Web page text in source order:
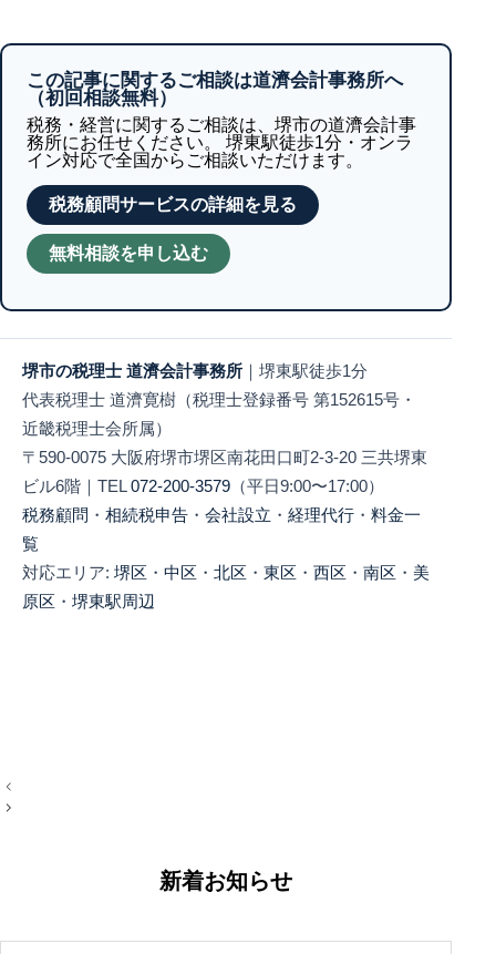
この記事に関するご相談は道濟会計事務所へ
（初回相談無料）
税務・経営に関するご相談は、堺市の道濟会計事
務所にお任せください。 堺東駅徒歩1分・オンラ
イン対応で全国からご相談いただけます。
税務顧問サービスの詳細を見る
無料相談を申し込む
堺市の税理士 道濟会計事務所 ｜堺東駅徒歩1分
代表税理士 道濟寛樹（税理士登録番号 第152615号・
近畿税理士会所属）
〒590-0075 大阪府堺市堺区南花田口町2-3-20 三共堺東
ビル6階｜TEL072-200-3579 （平日9:00〜17:00）
税務顧問 ・ 相続税申告 ・ 会社設立 ・ 経理代行 ・ 料金一
覧
対応エリア: 堺区 ・ 中区 ・ 北区 ・ 東区 ・ 西区 ・ 南区 ・ 美
原区 ・ 堺東駅周辺
投
稿
新着お知らせ